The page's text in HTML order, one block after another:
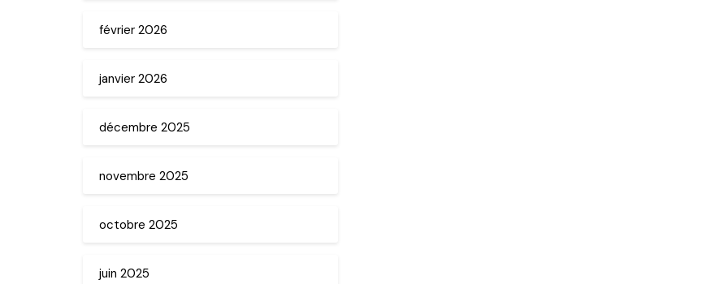
février 2026
janvier 2026
décembre 2025
novembre 2025
octobre 2025
juin 2025